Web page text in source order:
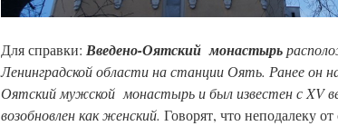
Для справки: Введено-Оятский монастырь
Ленинградской области на станции Оять. Ранее он
Оятский мужской монастырь и был известен с XV
возобновлен как женский. Говорят, что неподалеку